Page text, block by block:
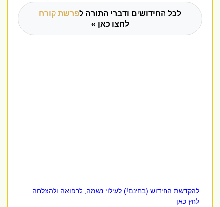
לכל החידושים ודברי התורה לפרשת קורח
לחצו כאן »
להקדשת החידוש (בחינם!) לעילוי נשמה, לרפואה ולהצלחה
לחץ כאן